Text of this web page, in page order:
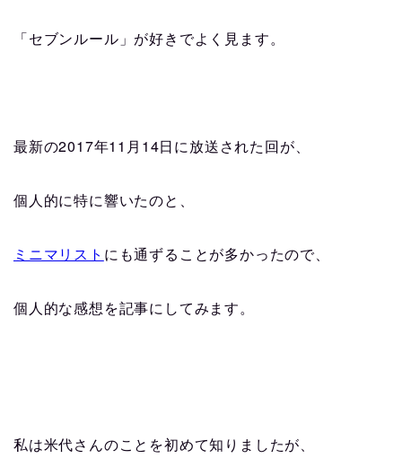
「セブンルール」が好きでよく見ます。
最新の2017年11 月 14日に放送された回が、
個人的に特に響いたのと、
ミニマリスト にも通ずることが多かったので、
個人的な感想を記事にしてみます。
私は米代さんのことを初めて知りましたが、